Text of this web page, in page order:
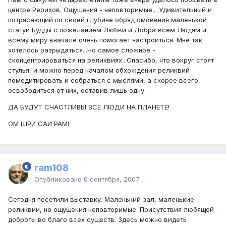
центре Рерихов. Ощущения - неповторимые... Удивительный и
потрясающий по своей глубине обряд омовения маленькой
статуи Будды с пожеланием Любви и Добра всем Людям и
всему миру вначале очень помогает настроиться. Мне так
хотелось разрыдаться...Но самое сложное -
сконцентрироваться на реликвиях...Спасибо, что вокруг стоят
стулья, и можно перед началом обхождения реликвий
помедитировать и собраться с мыслями, а скорее всего,
освободиться от них, оставив лишь одну:
ДА БУДУТ СЧАСТЛИВЫ ВСЕ ЛЮДИ НА ПЛАНЕТЕ!
ОМ ШРИ САИ РАМ!
ram108
Опубликовано 6 сентября, 2007
Сегодня посетили выставку. Маленький зал, маленькие
реликвии, но ощущения неповторимые. Присутствия любящей
доброты во благо всех существ. Здесь можно видеть